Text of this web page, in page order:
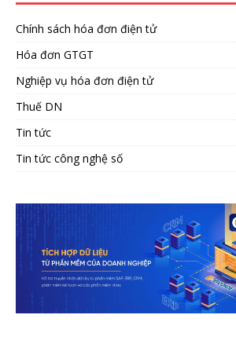
Chính sách hóa đơn điện tử
Hóa đơn GTGT
Nghiệp vụ hóa đơn điện tử
Thuế DN
Tin tức
Tin tức công nghệ số